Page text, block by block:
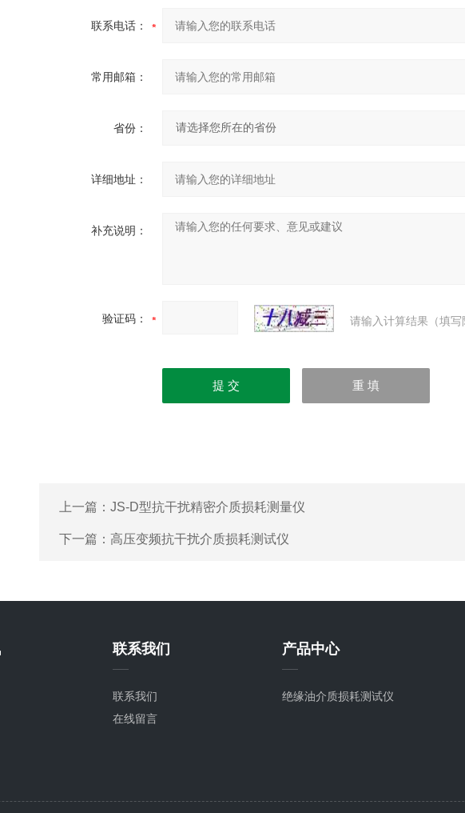
联系电话：
常用邮箱：
省份：
详细地址：
补充说明：
验证码： 请输入计算结果（填
上一篇： JS-D型抗干扰精密介质损耗测量仪
下一篇： 高压变频抗干扰介质损耗测试仪
联系我们
联系我们
在线留言
产品中心
绝缘油介质损耗测试仪